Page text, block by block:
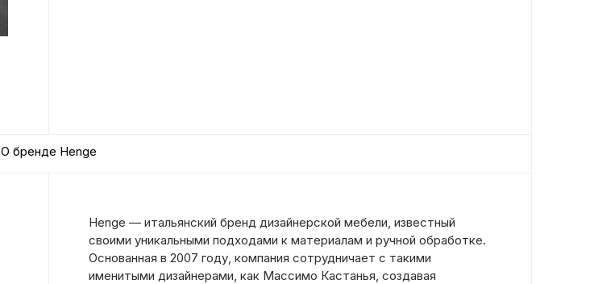
О бренде Henge
Henge — итальянский бренд дизайнерской мебели, известный
своими уникальными подходами к материалам и ручной обработке.
Основанная в 2007 году, компания сотрудничает с такими
именитыми дизайнерами, как Массимо Кастанья, создавая